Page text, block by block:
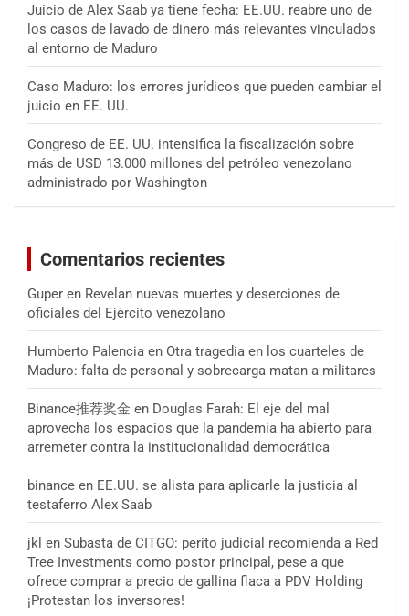
Juicio de Alex Saab ya tiene fecha: EE.UU. reabre uno de
los casos de lavado de dinero más relevantes vinculados
al entorno de Maduro
Caso Maduro: los errores jurídicos que pueden cambiar el
juicio en EE. UU.
Congreso de EE. UU. intensifica la fiscalización sobre
más de USD 13.000 millones del petróleo venezolano
administrado por Washington
Comentarios recientes
Guper en Revelan nuevas muertes y deserciones de
oficiales del Ejército venezolano
Humberto Palencia en Otra tragedia en los cuarteles de
Maduro: falta de personal y sobrecarga matan a militares
Binance推荐奖金 en Douglas Farah: El eje del mal
aprovecha los espacios que la pandemia ha abierto para
arremeter contra la institucionalidad democrática
binance en EE.UU. se alista para aplicarle la justicia al
testaferro Alex Saab
jkl en Subasta de CITGO: perito judicial recomienda a Red
Tree Investments como postor principal, pese a que
ofrece comprar a precio de gallina flaca a PDV Holding
¡Protestan los inversores!